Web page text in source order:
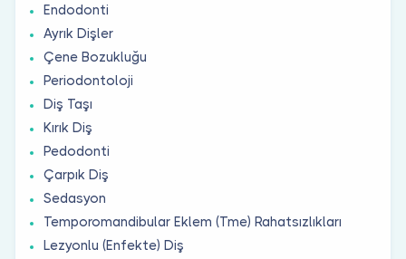
Endodonti
Ayrık Dişler
Çene Bozukluğu
Periodontoloji
Diş Taşı
Kırık Diş
Pedodonti
Çarpık Diş
Sedasyon
Temporomandibular Eklem (Tme) Rahatsızlıkları
Lezyonlu (Enfekte) Diş